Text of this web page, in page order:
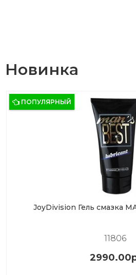
Новинка
ПОПУЛЯРНЫЙ
JoyDivision Гель смазка
11806